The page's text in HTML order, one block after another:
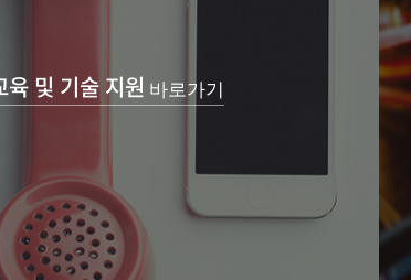
육 및 기술 지원 바로가기